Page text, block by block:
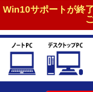
Win10サポートが終